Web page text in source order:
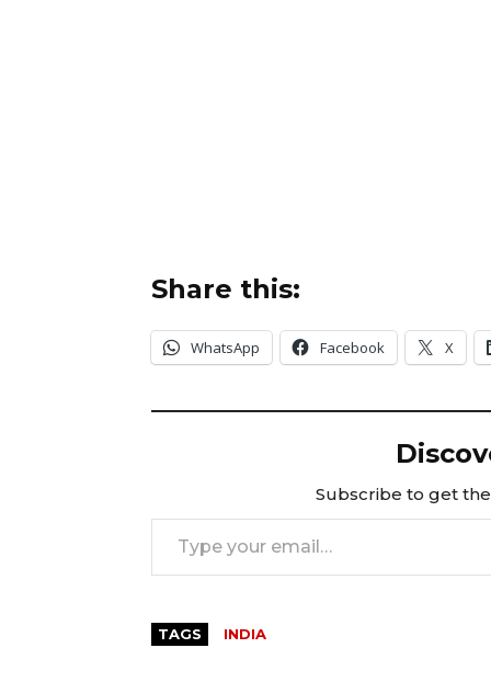
Share this:
WhatsApp Facebook X
Subscribe to get
Type your email…
TAGS INDIA